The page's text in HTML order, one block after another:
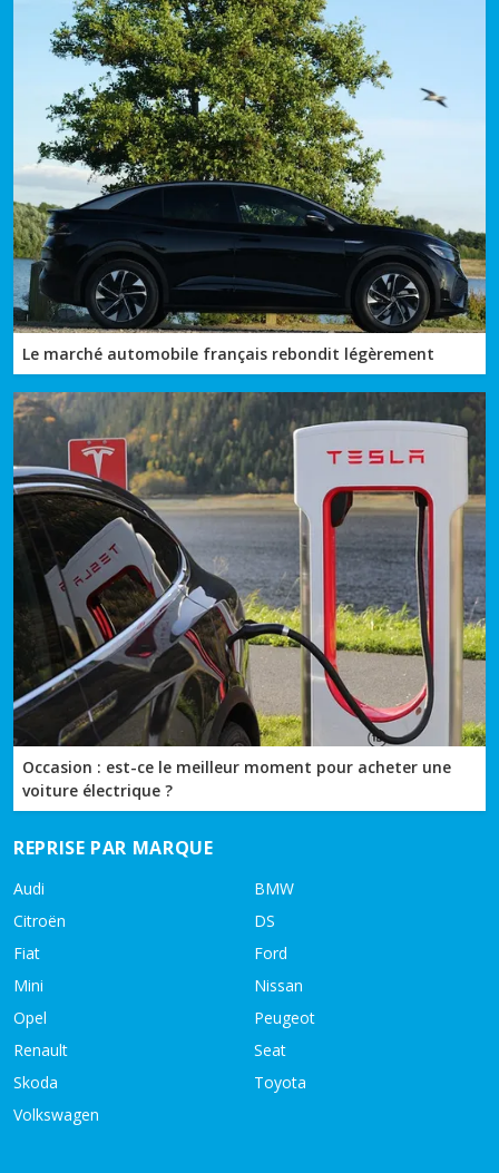
Le marché automobile français rebondit légèrement
Occasion : est-ce le meilleur moment pour acheter une
voiture électrique ?
REPRISE PAR MARQUE
Audi
BMW
Citroën
DS
Fiat
Ford
Mini
Nissan
Opel
Peugeot
Renault
Seat
Skoda
Toyota
Volkswagen